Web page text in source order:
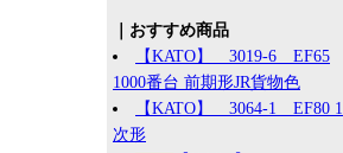
｜おすすめ商品
【KATO】 3019-6 EF65
1000番台 前期形JR貨物色
【KATO】 3064-1 EF80 1
次形